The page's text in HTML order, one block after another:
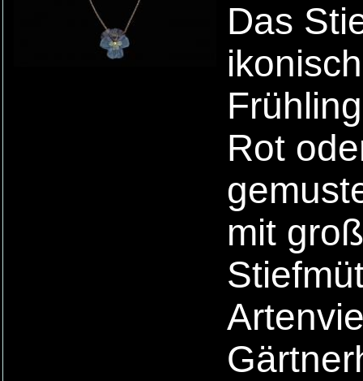
Das
Rot
mit